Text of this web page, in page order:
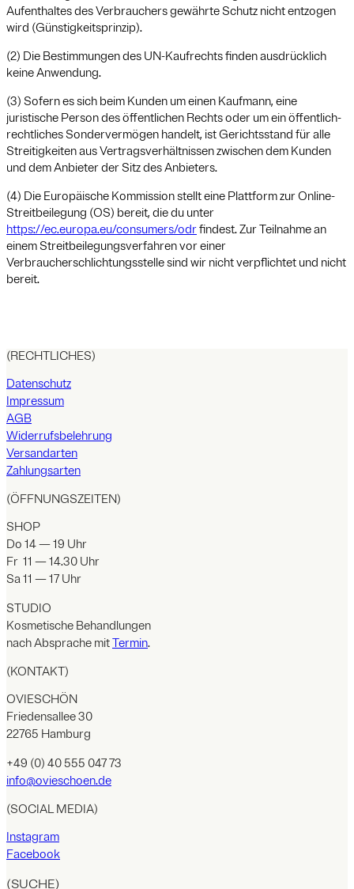
Aufenthaltes des Verbrauchers gewährte Schutz nicht entzogen
wird (Günstigkeitsprinzip).
(2) Die Bestimmungen des UN-Kaufrechts finden ausdrücklich
keine Anwendung.
(3) Sofern es sich beim Kunden um einen Kaufmann, eine
juristische Person des öffentlichen Rechts oder um ein öffentlich-
rechtliches Sondervermögen handelt, ist Gerichtsstand für alle
Streitigkeiten aus Vertragsverhältnissen zwischen dem Kunden
und dem Anbieter der Sitz des Anbieters.
(4) Die Europäische Kommission stellt eine Plattform zur Online-
Streitbeilegung (OS) bereit, die du unter
https://ec.europa.eu/consumers/odrfindest. Zur Teilnahme an
einem Streitbeilegungsverfahren vor einer
Verbraucherschlichtungsstelle sind wir nicht verpflichtet und nicht
bereit.
(RECHTLICHES)
Datenschutz
Impressum
AGB
Widerrufsbelehrung
Versandarten
Zahlungsarten
(ÖFFNUNGSZEITEN)
SHOP
Do 14 — 19 Uhr
Fr 11 — 14.30 Uhr
Sa 11 — 17 Uhr
STUDIO
Kosmetische Behandlungen
nach Absprache mitTermin.
(KONTAKT)
OVIESCHÖN
Friedensallee 30
22765 Hamburg
+49 (0) 40 555 047 73
info@ovieschoen.de
(SOCIAL MEDIA)
Instagram
Facebook
(SUCHE)